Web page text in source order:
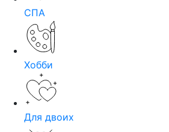
СПА
Хобби
Для двоих